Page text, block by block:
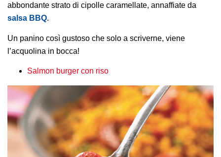
abbondante strato di cipolle caramellate, annaffiate da
salsa BBQ.
Un panino così gustoso che solo a scriverne, viene
l’acquolina in bocca!
Salmon burger con riso